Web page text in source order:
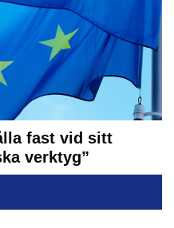
fast vid sitt
verktyg”